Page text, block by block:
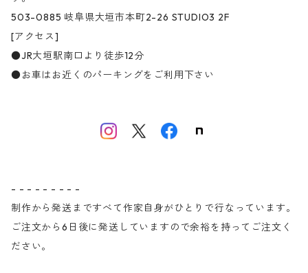
503-0885 岐阜県大垣市本町2-26 STUDIO3 2F
[アクセス]
●JR大垣駅南口より徒歩12分
●お車はお近くのパーキングをご利用下さい
- - - - - - - - -
制作から発送まですべて作家自身がひとりで行なっています。
ご注文から6日後に発送していますので余裕を持ってご注文く
ださい。